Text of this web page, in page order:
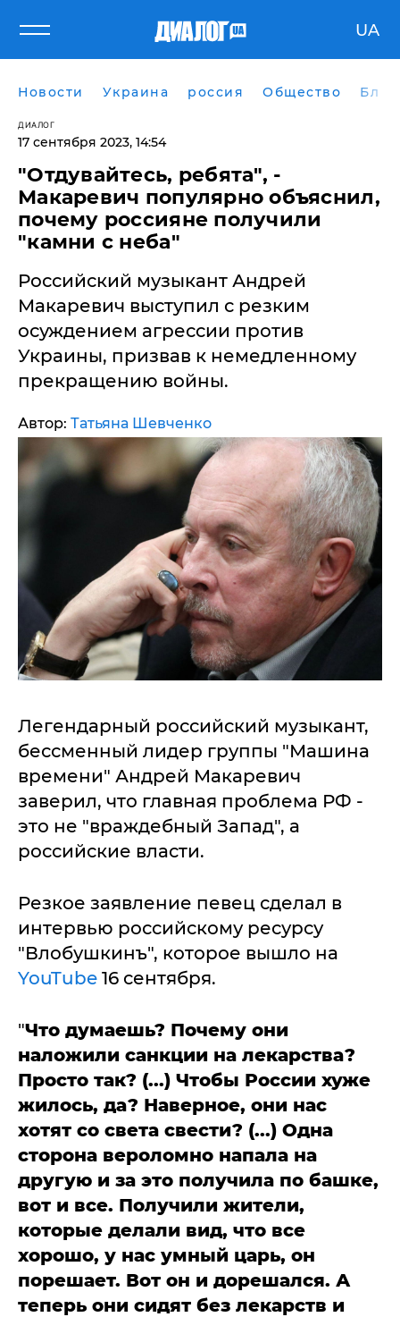
UA
Новости Украина россия Общество
ДИАЛОГ
17 сентября 2023, 14:54
"Отдувайтесь, ребята", -
Макаревич популярно объяснил,
почему россияне получили
"камни с неба"
​Российский музыкант Андрей
Макаревич выступил с резким
осуждением агрессии против
Украины, призвав к немедленному
прекращению войны.
Автор: Татьяна Шевченко
Легендарный российский музыкант,
бессменный лидер группы "Машина
времени" Андрей Макаревич
заверил, что главная проблема РФ -
это не "враждебный Запад", а
российские власти.
Резкое заявление певец сделал в
интервью российскому ресурсу
"Влобушкинъ", которое вышло на
YouTube 16 сентября.
"Что думаешь? Почему они
наложили санкции на лекарства?
Просто так? (...) Чтобы России хуже
жилось, да? Наверное, они нас
хотят со света свести? (...) Одна
сторона вероломно напала на
другую и за это получила по башке,
вот и все. Получили жители,
которые делали вид, что все
хорошо, у нас умный царь, он
порешает. Вот он и дорешался. А
теперь они сидят без лекарств и